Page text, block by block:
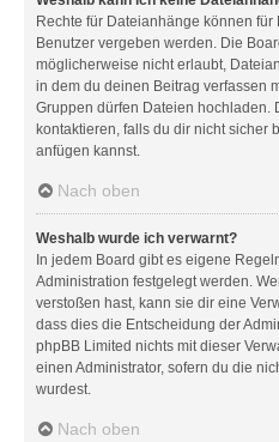
Rechte für Dateianhänge können
Benutzer vergeben werden. Die
möglicherweise nicht erlaubt,
in dem du deinen Beitrag verfassen
Gruppen dürfen Dateien hochladen.
kontaktieren, falls du dir nicht sicher
anfügen kannst.
Nach oben
Weshalb wurde ich verwarnt?
In jedem Board gibt es eigene
Administration festgelegt werden.
verstoßen hast, kann sie dir eine
dass dies die Entscheidung der
phpBB Limited nichts mit dieser
einen Administrator, sofern du die
wurdest.
Nach oben